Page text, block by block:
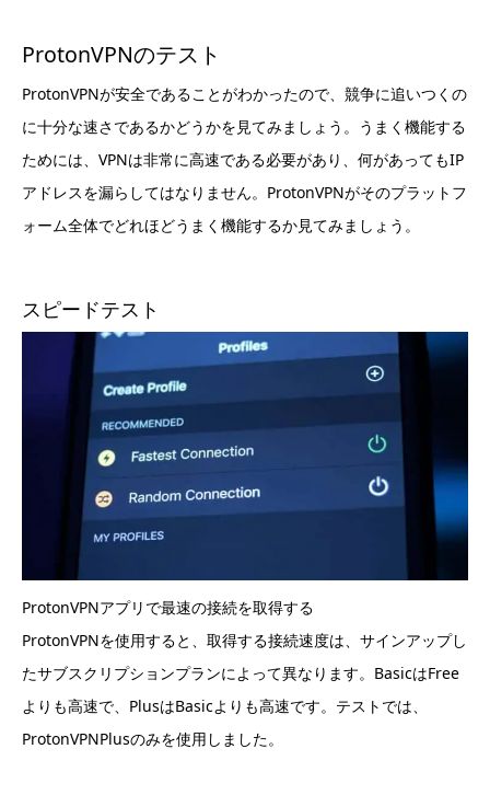
ProtonVPNのテスト
ProtonVPNが安全であることがわかったので、競争に追いつくの
に十分な速さであるかどうかを見てみましょう。うまく機能する
ためには、VPNは非常に高速である必要があり、何があってもIP
アドレスを漏らしてはなりません。ProtonVPNがそのプラットフ
ォーム全体でどれほどうまく機能するか見てみましょう。
スピードテスト
ProtonVPNアプリで最速の接続を取得する
ProtonVPNを使用すると、取得する接続速度は、サインアップし
たサブスクリプションプランによって異なります。BasicはFree
よりも高速で、PlusはBasicよりも高速です。テストでは、
ProtonVPNPlusのみを使用しました。